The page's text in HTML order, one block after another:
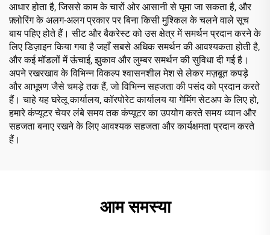
आधार होता है, जिससे काम के चारों ओर आसानी से घूमा जा सकता है, और
फ़्लोरिंग के अलग-अलग प्रकार पर बिना किसी मुश्किल के चलने वाले सूच
बाय पहिए होते हैं। सीट और बैकरेस्ट को उस क्षेत्र में समर्थन प्रदान करने के
लिए डिज़ाइन किया गया है जहाँ सबसे अधिक समर्थन की आवश्यकता होती है,
और कई मॉडलों में ऊंचाई, झुकाव और लुम्बर समर्थन की सुविधा दी गई है।
अपने रखरखाव के विभिन्न विकल्प श्वासनशील मेश से लेकर मज़बूत कपड़े
और आभूषण जैसे चमड़े तक हैं, जो विभिन्न सहजता की पसंद को प्रदान करते
हैं। चाहे यह घरेलू कार्यालय, कॉरपोरेट कार्यालय या गेमिंग सेटअप के लिए हो,
हमारे कंप्यूटर चेयर लंबे समय तक कंप्यूटर का उपयोग करते समय ध्यान और
सहजता बनाए रखने के लिए आवश्यक सहजता और कार्यक्षमता प्रदान करते
हैं।
आम समस्या